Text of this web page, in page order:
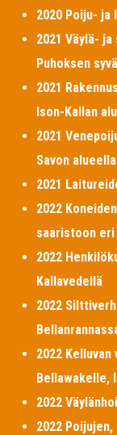
2020 Poiju-
2021 Väylä-
Puhoksen
2021
Ison-Kallan
2021
Savon alueella
2021
2022
saaristoon
2022
Kallavedellä
2022
2022
2022
2022